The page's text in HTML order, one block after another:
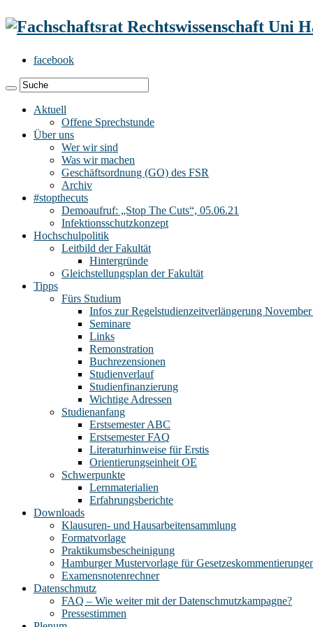
facebook
Aktuell
Offene Sprechstunde
Über uns
Wer wir sind
Was wir machen
Geschäftsordnung (GO) des FSR
Archiv
#stopthecuts
Demoaufruf: „Stop The Cuts“, 05.06.21
Infektionsschutzkonzept
Hochschulpolitik
Leitbild der Fakultät
Hintergründe
Gleichstellungsplan der Fakultät
Tipps
Fürs Studium
Infos zur Regelstudienzeitverlängerung
Seminare
Links
Remonstration
Buchrezensionen
Studienverlauf
Studienfinanzierung
Wichtige Adressen
Studienanfang
Erstsemester ABC
Erstsemester FAQ
Literaturhinweise für Erstis
Orientierungseinheit OE
Schwerpunkte
Lernmaterialien
Erfahrungsberichte
Downloads
Klausuren- und Hausarbeitensammlung
Formatvorlage
Praktikumsbescheinigung
Hamburger Mustervorlage für
Examensnotenrechner
Datenschmutz
FAQ – Wie weiter mit der Datenschmutzkampagne?
Pressestimmen